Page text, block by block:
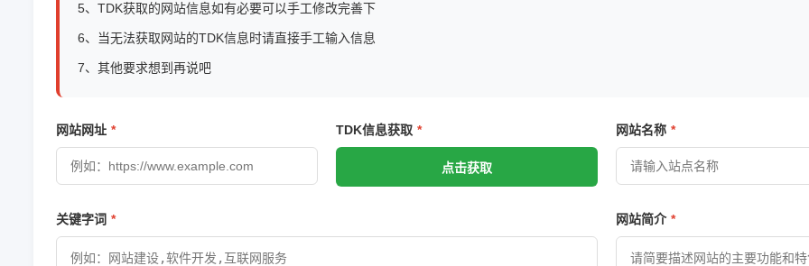
5、TDK获取的网站信息如有必要可以手工修改完善下
6、当无法获取网站的TDK信息时请直接手工输入信息
7、其他要求想到再说吧
网站网址 TDK信息获取
点击获取
网站名称
关键字词 网站简介